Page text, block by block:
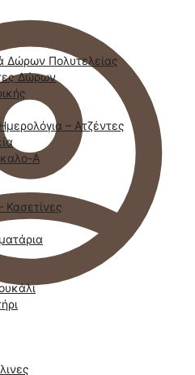
Δώρων Πολυτελείας
Δώρων
– Ατζέντες
Α
Κασετίνες